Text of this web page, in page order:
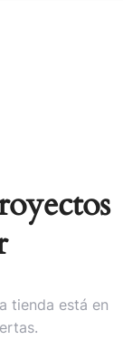
tienda está en